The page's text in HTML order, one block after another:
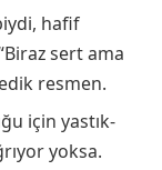
hafif
sert ama
resmen.
için yastık-
yoksa.